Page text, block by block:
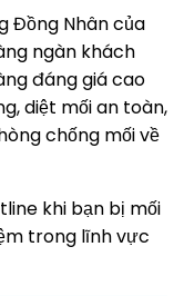
Đồng Nhân của
ngàn khách
đáng giá cao
diệt mối an toàn,
chống mối về
khi bạn bị mối
trong lĩnh vực